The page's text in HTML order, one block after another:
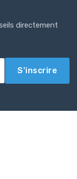
directement
S'inscrire